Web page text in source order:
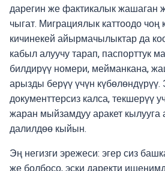
дарегин же фактикалык жашаган
чыгат. Миграциялык каттоодо чоң
кичинекей айырмачылыктар да
кабыл алуучу тарап, паспорттук
билдирүү номери, мейманкана,
арызды берүү үчүн күбөлөндүрүү.
документтерсиз калса, текшерүү
жаран мыйзамдуу аракет кылууга
далилдөө кыйын.
Эң негизги эрежеси: эгер сиз
же болбосо, эски даректи